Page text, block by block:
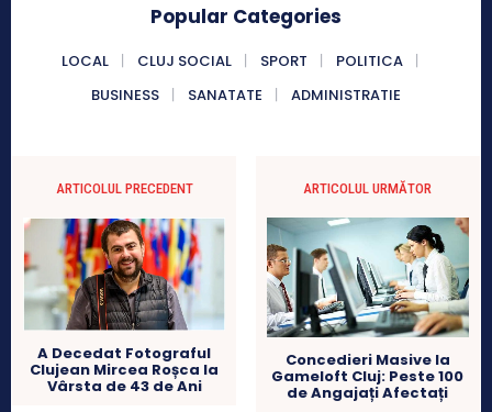
Popular Categories
LOCAL CLUJ SOCIAL SPORT
POLITICA
BUSINESS
SANATATE ADMINISTRATIE
ARTICOLUL PRECEDENT
A Decedat Fotograful
Clujean Mircea Roșca la
Vârsta de 43 de Ani
ARTICOLUL URMĂTOR
Concedieri Masive la
Gameloft Cluj: Peste 100
de Angajați Afectați